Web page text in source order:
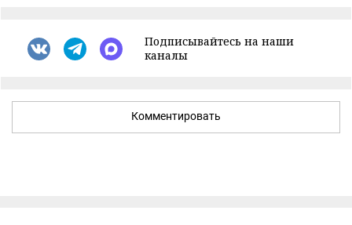
Подписывайтесь на наши
каналы
Комментировать